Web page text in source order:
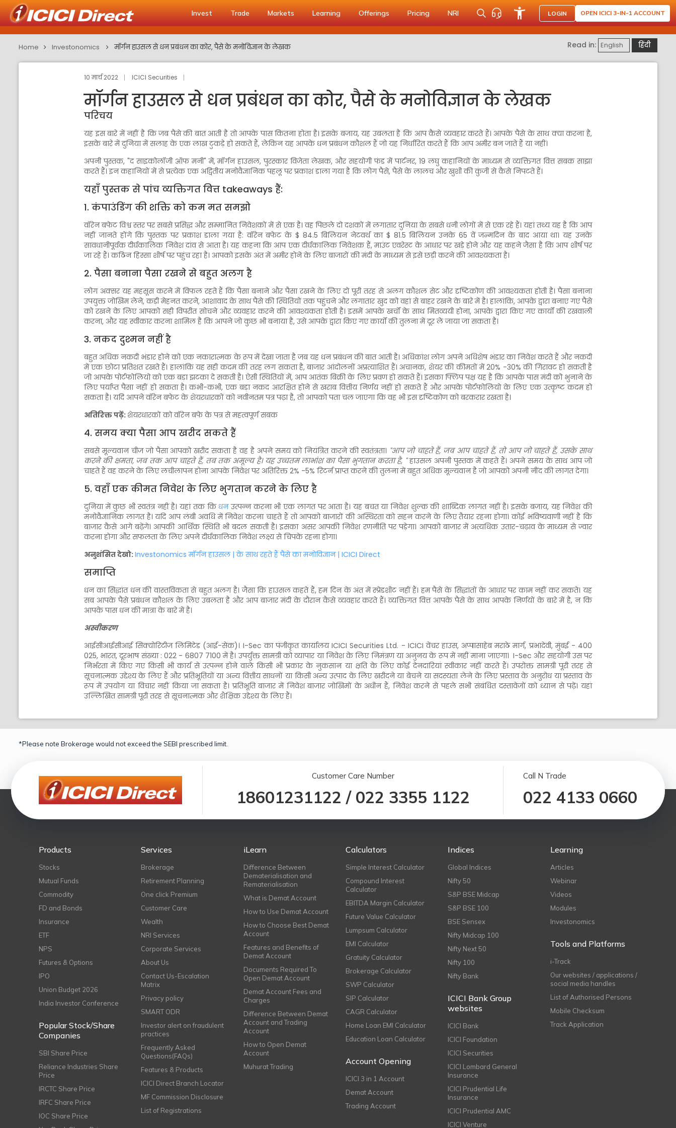
Invest Trade Markets Learning Offerings Pricing NRI LOGIN OPEN ICICI 3-IN-1 ACCOUNT
Home Investonomics मॉर्गन हाउसल से धन प्रबंधन का कोर, पैसे के मनोविज्ञान के लेखक Read in: English हिंदी
10 मार्च 2022 ICICI Securities
मॉर्गन हाउसल से धन प्रबंधन का कोर, पैसे के मनोविज्ञान के लेखक
परिचय
यह इस बारे में नहीं है कि जब पैसे की बात आती है तो आपके पास कितना होता है। इसके बजाय, यह उबलता है कि आप कैसे व्यवहार करते हैं। आपके पैसे के साथ क्या करना है,
इसके बारे में दुनिया में सलाह के एक लाख टुकड़े हो सकते हैं, लेकिन यह आपके धन प्रबंधन कौशल हैं जो यह निर्धारित करते हैं कि आप अमीर बन जाते हैं या नहीं।
अपनी पुस्तक, "द साइकोलॉजी ऑफ मनी" में, मॉर्गन हाउसल, पुरस्कार विजेता लेखक, और सहयोगी फंड में पार्टनर, 19 लघु कहानियों के माध्यम से व्यक्तिगत वित्त सबक साझा
करते हैं। इन कहानियों में से प्रत्येक एक अद्वितीय मनोवैज्ञानिक पहलू पर प्रकाश डाला गया है कि लोग पैसे, पैसे के लालच और खुशी की कुंजी से कैसे निपटते हैं।
यहाँ पुस्तक से पांच व्यक्तिगत वित्त takeaways हैं:
1. कंपाउंडिंग की शक्ति को कम मत समझो
वॉरेन बफेट विश्व स्तर पर सबसे प्रसिद्ध और सम्मानित निवेशकों में से एक है। वह पिछले दो दशकों में लगातार दुनिया के सबसे धनी लोगों में से एक रहे हैं। यहां तथ्य यह है कि आप
नहीं जानते होंगे कि पुस्तक पर प्रकाश डाला गया है: वॉरेन बफेट के $ 84.5 बिलियन नेटवर्थ का $ 81.5 बिलियन उनके 65 वें जन्मदिन के बाद आया था। यह उनके
सावधानीपूर्वक दीर्घकालिक निवेश दांव से आता है। यह कहना कि आप एक दीर्घकालिक निवेशक हैं, माउंट एवरेस्ट के आधार पर खड़े होने और यह कहने जैसा है कि आप शीर्ष पर
जा रहे हैं। कठिन हिस्सा शीर्ष पर पहुंच रहा है। आपको इसके अंत में अमीर होने के लिए बाजारों की मंदी के माध्यम से इसे छड़ी करने की आवश्यकता है।
2. पैसा बनाना पैसा रखने से बहुत अलग है
लोग अक्सर यह महसूस करने में विफल रहते हैं कि पैसा बनाने और पैसा रखने के लिए दो पूरी तरह से अलग कौशल सेट और दृष्टिकोण की आवश्यकता होती है। पैसा बनाना
उपयुक्त जोखिम लेने, कड़ी मेहनत करने, आशावाद के साथ पैसे की स्थितियों तक पहुंचने और लगातार खुद को वहां से बाहर रखने के बारे में है। हालांकि, आपके द्वारा बनाए गए पैसे
को रखने के लिए आपको सही विपरीत सोचने और व्यवहार करने की आवश्यकता होती है। इसमें आपके खर्चों के साथ मितव्ययी होना, आपके द्वारा किए गए कार्यों की रखवाली
करना, और यह स्वीकार करना शामिल है कि आपने जो कुछ भी बनाया है, उसे आपके द्वारा किए गए कार्यों की तुलना में दूर ले जाया जा सकता है।
3. नकद दुश्मन नहीं है
बहुत अधिक नकदी भंडार होने को एक नकारात्मक के रूप में देखा जाता है जब यह धन प्रबंधन की बात आती है। अधिकांश लोग अपने अधिशेष भंडार का निवेश करते हैं और नकदी
में एक छोटा प्रतिशत रखते हैं। हालांकि यह सही कदम की तरह लग सकता है, बाजार आंदोलनों अप्रत्याशित हैं। अचानक, शेयर की कीमतों में 20% -30% की गिरावट हो सकती है
जो आपके पोर्टफोलियो को एक बड़ा झटका दे सकती है। ऐसी स्थितियों में, आप आतंक बिक्री के लिए प्रवण हो सकते हैं। इसका फ्लिप पक्ष यह है कि आपके पास मंदी को भुनाने के
लिए पर्याप्त पैसा नहीं हो सकता है। कभी-कभी, एक बड़ा नकद आरक्षित होने से खराब वित्तीय निर्णय नहीं हो सकते हैं और आपके पोर्टफोलियो के लिए एक उत्कृष्ट कदम हो
सकता है। यदि आपने वॉरेन बफेट के शेयरधारकों को नवीनतम पत्र पढ़ा है, तो आपको पता चल जाएगा कि वह भी इस दृष्टिकोण को बरकरार रखता है।
अतिरिक्त पढ़ें: शेयरधारकों को वॉरेन बफे के पत्र से महत्वपूर्ण सबक
4. समय क्या पैसा आप खरीद सकते हैं
सबसे मूल्यवान चीज जो पैसा आपको खरीद सकता है वह है अपने समय को नियंत्रित करने की स्वतंत्रता। "आप जो चाहते हैं, जब आप चाहते हैं, तो आप जो चाहते हैं, उसके साथ
करने की क्षमता, जब तक आप चाहते हैं, तब तक अमूल्य है। यह उच्चतम लाभांश का पैसा भुगतान करता है, "हाउसल अपनी पुस्तक में कहते हैं। अपने समय के साथ आप जो
चाहते हैं वह करने के लिए लचीलापन होना आपके निवेश पर अतिरिक्त 2% -5% रिटर्न प्राप्त करने की तुलना में बहुत अधिक मूल्यवान है जो आपको अपनी नींद की लागत देगा।
5. वहाँ एक कीमत निवेश के लिए भुगतान करने के लिए है
दुनिया में कुछ भी स्वतंत्र नहीं है। यहां तक कि धनउत्पन्न करना भी एक लागत पर आता है। यह बचत या निवेश शुल्क की शाब्दिक लागत नहीं है। इसके बजाय, यह निवेश की
मनोवैज्ञानिक लागत है। यदि आप लंबी अवधि में निवेश करना चाहते हैं तो आपको बाजारों की अस्थिरता को सहन करने के लिए तैयार रहना होगा। कोई भविष्यवाणी नहीं है कि
बाजार कैसे आगे बढ़ेंगे। आपकी आर्थिक स्थिति भी बदल सकती है। इसका असर आपकी निवेश रणनीति पर पड़ेगा। आपको बाजार में अत्यधिक उतार-चढ़ाव के माध्यम से ज्वार
करना होगा और सफलता के लिए अपने दीर्घकालिक निवेश लक्ष्य से चिपके रहना होगा।
अनुशंसित देखो:Investonomics मॉर्गन हाउसल | के साथ रहते हैं पैसे का मनोविज्ञान | ICICI Direct
समाप्ति
धन का सिद्धांत धन की वास्तविकता से बहुत अलग है। जैसा कि हाउसल कहते हैं, हम दिन के अंत में स्प्रेडशीट नहीं हैं। हम पैसे के सिद्धांतों के आधार पर काम नहीं कर सकते। यह
सब आपके पैसे प्रबंधन कौशल के लिए उबलता है और आप बाजार मंदी के दौरान कैसे व्यवहार करते हैं। व्यक्तिगत वित्त आपके पैसे के साथ आपके निर्णयों के बारे में है, न कि
आपके पास धन की मात्रा के बारे में है।
अस्वीकरण
आईसीआईसीआई सिक्योरिटीज लिमिटेड (आई-सेक)। I-Sec का पंजीकृत कार्यालय ICICI Securities Ltd. - ICICI वेंचर हाउस, अप्पासाहेब मराठे मार्ग, प्रभादेवी, मुंबई - 400
025, भारत, दूरभाष संख्या : 022 - 6807 7100 में है। उपर्युक्त सामग्री को व्यापार या निवेश के लिए निमंत्रण या अनुनय के रूप में नहीं माना जाएगा। I-Sec और सहयोगी उस पर
निर्भरता में किए गए किसी भी कार्य से उत्पन्न होने वाले किसी भी प्रकार के नुकसान या क्षति के लिए कोई देनदारियां स्वीकार नहीं करते हैं। उपरोक्त सामग्री पूरी तरह से
सूचनात्मक उद्देश्य के लिए हैं और प्रतिभूतियों या अन्य वित्तीय साधनों या किसी अन्य उत्पाद के लिए खरीदने या बेचने या सदस्यता लेने के लिए प्रस्ताव के अनुरोध या प्रस्ताव के
रूप में उपयोग या विचार नहीं किया जा सकता है। प्रतिभूति बाजार में निवेश बाजार जोखिमों के अधीन हैं, निवेश करने से पहले सभी संबंधित दस्तावेजों को ध्यान से पढ़ें। यहां
उल्लिखित सामग्री पूरी तरह से सूचनात्मक और शैक्षिक उद्देश्य के लिए हैं।
*Please note Brokerage would not exceed the SEBI prescribed limit.
Customer Care Number
18601231122 / 022 3355 1122
Call N Trade
022 4133 0660
Products
Stocks
Mutual Funds
Commodity
FD and Bonds
Insurance
ETF
NPS
Futures & Options
IPO
Union Budget 2026
India Investor Conference
Popular Stock/Share
Companies
SBI Share Price
Reliance Industries Share
Price
IRCTC Share Price
IRFC Share Price
IOC Share Price
Services
Brokerage
Retirement Planning
One click Premium
Customer Care
Wealth
NRI Services
Corporate Services
About Us
Contact Us-Escalation
Matrix
Privacy policy
SMART ODR
Investor alert on fraudulent
practices
Frequently Asked
Questions(FAQs)
Features & Products
ICICI Direct Branch Locator
MF Commission Disclosure
List of Registrations
iLearn
Difference Between
Dematerialisation and
Rematerialisation
What is Demat Account
How to Use Demat Account
How to Choose Best Demat
Account
Features and Benefits of
Demat Account
Documents Required To
Open Demat Account
Demat Account Fees and
Charges
Difference Between Demat
Account and Trading
Account
How to Open Demat
Account
Muhurat Trading
Calculators
Simple Interest Calculator
Compound Interest
Calculator
EBITDA Margin Calculator
Future Value Calculator
Lumpsum Calculator
EMI Calculator
Gratuity Calculator
Brokerage Calculator
SWP Calculator
SIP Calculator
CAGR Calculator
Home Loan EMI Calculator
Education Loan Calculator
Account Opening
ICICI 3 in 1 Account
Demat Account
Trading Account
Indices
Global Indices
Nifty 50
S&P BSE Midcap
S&P BSE 100
BSE Sensex
Nifty Midcap 100
Nifty Next 50
Nifty 100
Nifty Bank
ICICI Bank Group
websites
ICICI Bank
ICICI Foundation
ICICI Securities
ICICI Lombard General
Insurance
ICICI Prudential Life
Insurance
ICICI Prudential AMC
ICICI Venture
Learning
Articles
Webinar
Videos
Modules
Investonomics
Tools and Platforms
i-Track
Our websites / applications /
social media handles
List of Authorised Persons
Mobile Checksum
Track Application